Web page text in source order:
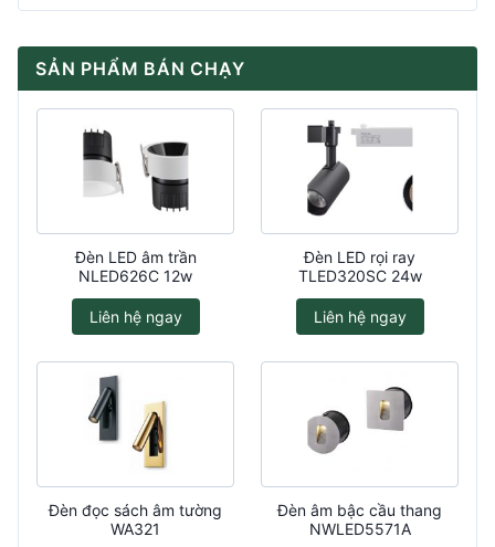
SẢN PHẨM BÁN CHẠY
Đèn LED âm trần
NLED626C 12w
Liên hệ ngay
Đèn LED rọi ray
TLED320SC 24w
Liên hệ ngay
Đèn đọc sách âm tường
WA321
Đèn âm bậc cầu thang
NWLED5571A